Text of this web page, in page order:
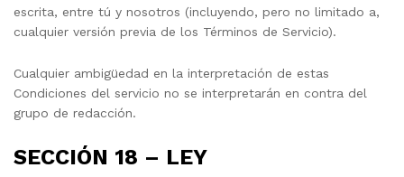
escrita, entre tú y nosotros (incluyendo, pero no limitado a,
cualquier versión previa de los Términos de Servicio).
Cualquier ambigüedad en la interpretación de estas
Condiciones del servicio no se interpretarán en contra del
grupo de redacción.
SECCIÓN 18 – LEY